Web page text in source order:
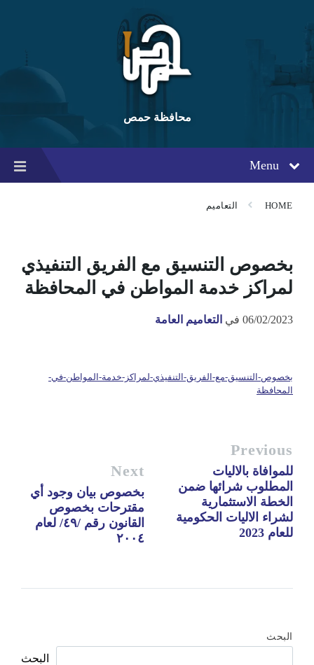
content
main
navigation
footer
محافظة حمص
Menu
HOME التعاميم
بخصوص التنسيق مع الفريق التنفيذي
لمراكز خدمة المواطن في المحافظة
06/02/2023 في التعاميم العامة
بخصوص-التنسيق-مع-الفريق-التنفيذي-لمراكز-خدمة-المواطن-في-
المحافظة
Previous
للموافاة بالاليات
المطلوب شرائها ضمن
الخطة الاستثمارية
لشراء الاليات الحكومية
للعام 2023
Next
بخصوص بيان وجود أي
مقترحات بخصوص
القانون رقم /٤٩/ لعام
٢٠٠٤
البحث
البحث